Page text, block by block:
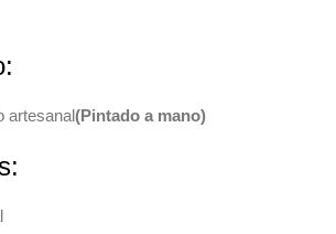
artesanal(Pintado a mano)